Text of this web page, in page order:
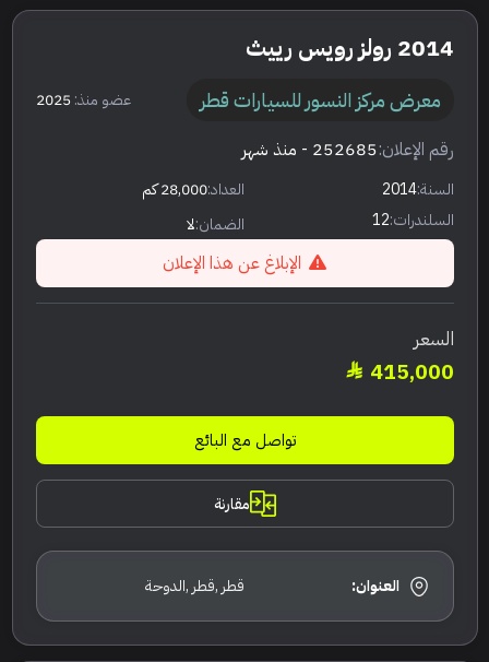
2014 رولز رويس رييث
معرض مركز النسور للسيارات قطر عضو منذ:2025
رقم الإعلان:252685 - منذ شهر
السنة:2014 العداد:28,000 كم
السلندرات:12 الضمان:لا
الإبلاغ عن هذا الإعلان
السعر
415,000
تواصل مع البائع
مقارنة
العنوان: قطر ,قطر ,الدوحة